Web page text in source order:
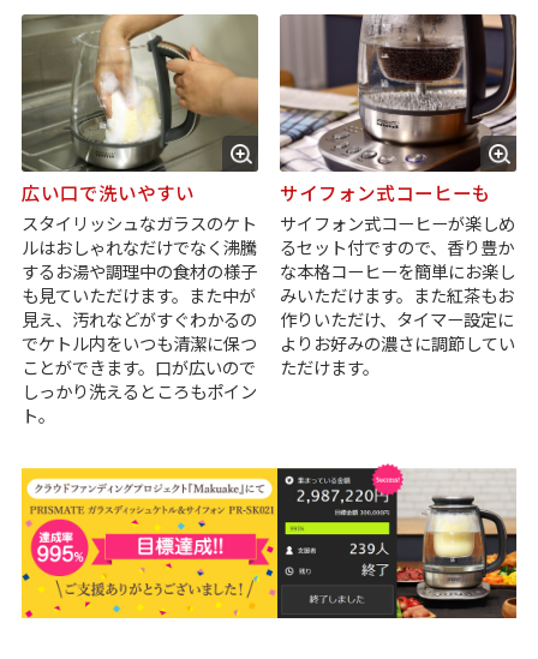
広い口で洗いやすい
スタイリッシュなガラスのケト
ルはおしゃれなだけでなく沸騰
するお湯や調理中の食材の様子
も見ていただけます。また中が
見え、汚れなどがすぐわかるの
でケトル内をいつも清潔に保つ
ことができます。口が広いので
しっかり洗えるところもポイン
ト。
サイフォン式コーヒーも
サイフォン式コーヒーが楽しめ
るセット付ですので、香り豊か
な本格コーヒーを簡単にお楽し
みいただけます。また紅茶もお
作りいただけ、タイマー設定に
よりお好みの濃さに調節してい
ただけます。